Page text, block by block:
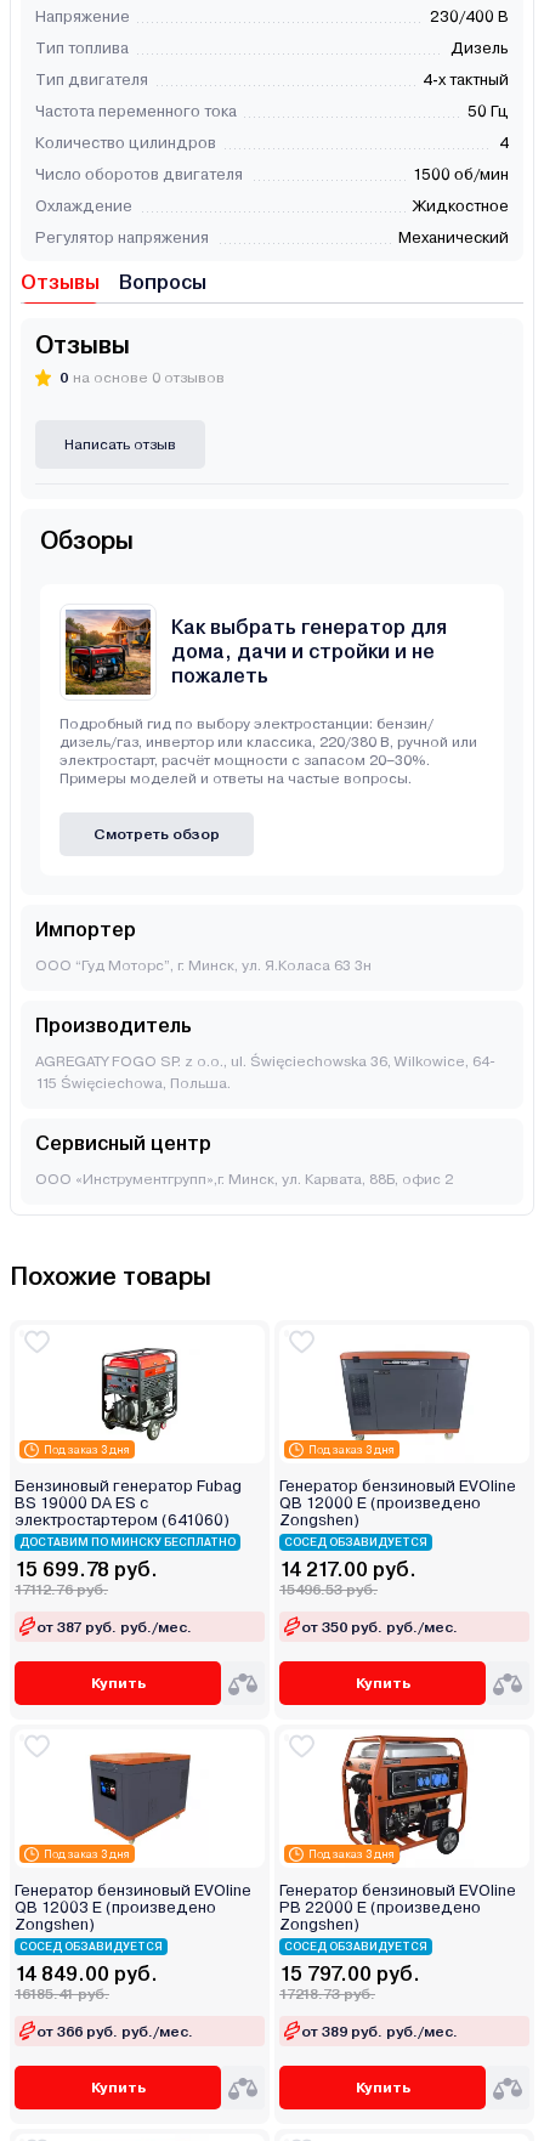
Напряжение
230/400 В
Тип топлива
Дизель
Тип двигателя
4-х тактный
Частота переменного тока
50 Гц
Количество цилиндров
4
Число оборотов двигателя
1500 об/мин
Охлаждение
Жидкостное
Регулятор напряжения
Механический
Отзывы Вопросы
Отзывы
0 на основе 0 отзывов
Написать отзыв
Обзоры
Как выбрать генератор для
дома, дачи и стройки и не
пожалеть
Подробный гид по выбору электростанции: бензин/
дизель/газ, инвертор или классика, 220/380 В, ручной или
электростарт, расчёт мощности с запасом 20–30%.
Примеры моделей и ответы на частые вопросы.
Смотреть обзор
Импортер
ООО “Гуд Моторс”, г. Минск, ул. Я.Коласа 63 3н
Производитель
AGREGATY FOGO SP. z o.o., ul. Święciechowska 36, Wilkowice, 64-
115 Święciechowa, Польша.
Сервисный центр
ООО «Инструментгрупп»,г. Минск, ул. Карвата, 88Б, офис 2
Похожие товары
Под заказ 3 дня
Бензиновый генератор Fubag
BS 19000 DA ES с
электростартером (641060)
ДОСТАВИМ ПО МИНСКУ БЕСПЛАТНО
15 699.78 руб.
17112.76 руб.
от 387 руб. руб./мес.
Купить
Под заказ 3 дня
Генератор бензиновый EVOline
QB 12000 E (произведено
Zongshen)
СОСЕД ОБЗАВИДУЕТСЯ
14 217.00 руб.
15496.53 руб.
от 350 руб. руб./мес.
Купить
Под заказ 3 дня
Генератор бензиновый EVOline
QB 12003 E (произведено
Zongshen)
СОСЕД ОБЗАВИДУЕТСЯ
14 849.00 руб.
16185.41 руб.
от 366 руб. руб./мес.
Купить
Под заказ 3 дня
Генератор бензиновый EVOline
PB 22000 E (произведено
Zongshen)
СОСЕД ОБЗАВИДУЕТСЯ
15 797.00 руб.
17218.73 руб.
от 389 руб. руб./мес.
Купить